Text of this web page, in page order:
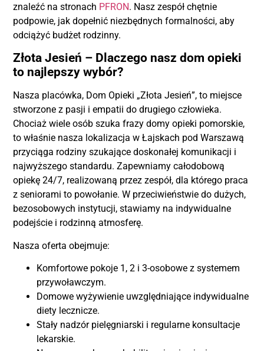
znaleźć na stronach PFRON. Nasz zespół chętnie
podpowie, jak dopełnić niezbędnych formalności, aby
odciążyć budżet rodzinny.
Złota Jesień – Dlaczego nasz dom opieki
to najlepszy wybór?
Nasza placówka, Dom Opieki „Złota Jesień”, to miejsce
stworzone z pasji i empatii do drugiego człowieka.
Chociaż wiele osób szuka frazy domy opieki pomorskie,
to właśnie nasza lokalizacja w Łajskach pod Warszawą
przyciąga rodziny szukające doskonałej komunikacji i
najwyższego standardu. Zapewniamy całodobową
opiekę 24/7, realizowaną przez zespół, dla którego praca
z seniorami to powołanie. W przeciwieństwie do dużych,
bezosobowych instytucji, stawiamy na indywidualne
podejście i rodzinną atmosferę.
Nasza oferta obejmuje:
Komfortowe pokoje 1, 2 i 3-osobowe z systemem
przywoławczym.
Domowe wyżywienie uwzględniające indywidualne
diety lecznicze.
Stały nadzór pielęgniarski i regularne konsultacje
lekarskie.